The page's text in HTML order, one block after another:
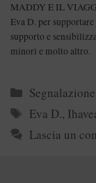
MADDY E IL
Eva D. per
supporto e
minori e molto altro.
Categorie
Segnalazione
Tag
Eva D.,
Lascia un